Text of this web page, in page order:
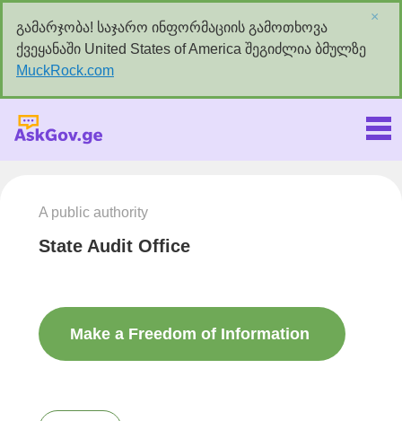
გამარჯობა! საჯარო ინფორმაციის გამოთხოვა
ქვეყანაში United States of America შეგიძლია ბმულზე
MuckRock.com
×
A public authority
State Audit Office
Make a Freedom of Information